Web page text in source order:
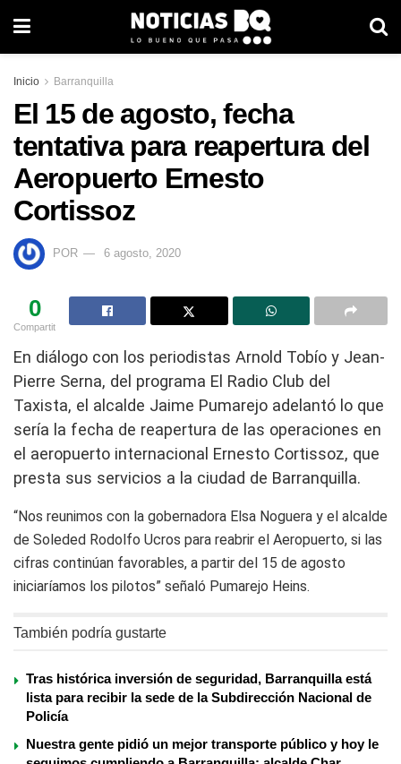
Inicio Barranquilla
El 15 de agosto, fecha
tentativa para reapertura del
Aeropuerto Ernesto
Cortissoz
POR 6 agosto, 2020
0
Compartit
En diálogo con los periodistas Arnold Tobío y Jean-
Pierre Serna, del programa El Radio Club del
Taxista, el alcalde Jaime Pumarejo adelantó lo que
sería la fecha de reapertura de las operaciones en
el aeropuerto internacional Ernesto Cortissoz, que
presta sus servicios a la ciudad de Barranquilla.
“Nos reunimos con la gobernadora Elsa Noguera y el alcalde
de Soleded Rodolfo Ucros para reabrir el Aeropuerto, si las
cifras continúan favorables, a partir del 15 de agosto
iniciaríamos los pilotos” señaló Pumarejo Heins.
También podría gustarte
Tras histórica inversión de seguridad, Barranquilla está
lista para recibir la sede de la Subdirección Nacional de
Policía
Nuestra gente pidió un mejor transporte público y hoy le